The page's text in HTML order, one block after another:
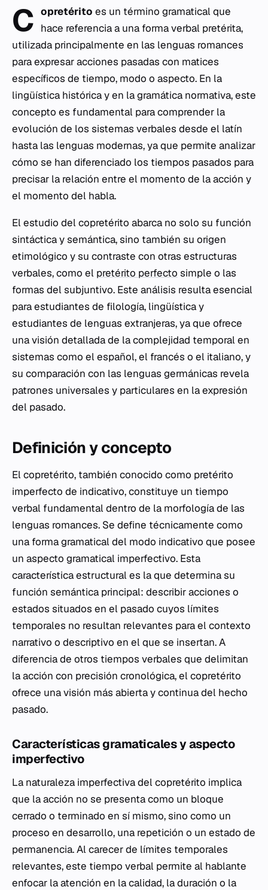
C opretérito es un término gramatical que
hace referencia a una forma verbal pretérita,
utilizada principalmente en las lenguas romances
para expresar acciones pasadas con matices
específicos de tiempo, modo o aspecto. En la
lingüística histórica y en la gramática normativa, este
concepto es fundamental para comprender la
evolución de los sistemas verbales desde el latín
hasta las lenguas modernas, ya que permite analizar
cómo se han diferenciado los tiempos pasados para
precisar la relación entre el momento de la acción y
el momento del habla.
El estudio del copretérito abarca no solo su función
sintáctica y semántica, sino también su origen
etimológico y su contraste con otras estructuras
verbales, como el pretérito perfecto simple o las
formas del subjuntivo. Este análisis resulta esencial
para estudiantes de filología, lingüística y
estudiantes de lenguas extranjeras, ya que ofrece
una visión detallada de la complejidad temporal en
sistemas como el español, el francés o el italiano, y
su comparación con las lenguas germánicas revela
patrones universales y particulares en la expresión
del pasado.
Definición y concepto
El copretérito, también conocido como pretérito
imperfecto de indicativo, constituye un tiempo
verbal fundamental dentro de la morfología de las
lenguas romances. Se define técnicamente como
una forma gramatical del modo indicativo que posee
un aspecto gramatical imperfectivo. Esta
característica estructural es la que determina su
función semántica principal: describir acciones o
estados situados en el pasado cuyos límites
temporales no resultan relevantes para el contexto
narrativo o descriptivo en el que se insertan. A
diferencia de otros tiempos verbales que delimitan
la acción con precisión cronológica, el copretérito
ofrece una visión más abierta y continua del hecho
pasado.
Características gramaticales y aspecto
imperfectivo
La naturaleza imperfectiva del copretérito implica
que la acción no se presenta como un bloque
cerrado o terminado en sí mismo, sino como un
proceso en desarrollo, una repetición o un estado de
permanencia. Al carecer de límites temporales
relevantes, este tiempo verbal permite al hablante
enfocar la atención en la calidad, la duración o la